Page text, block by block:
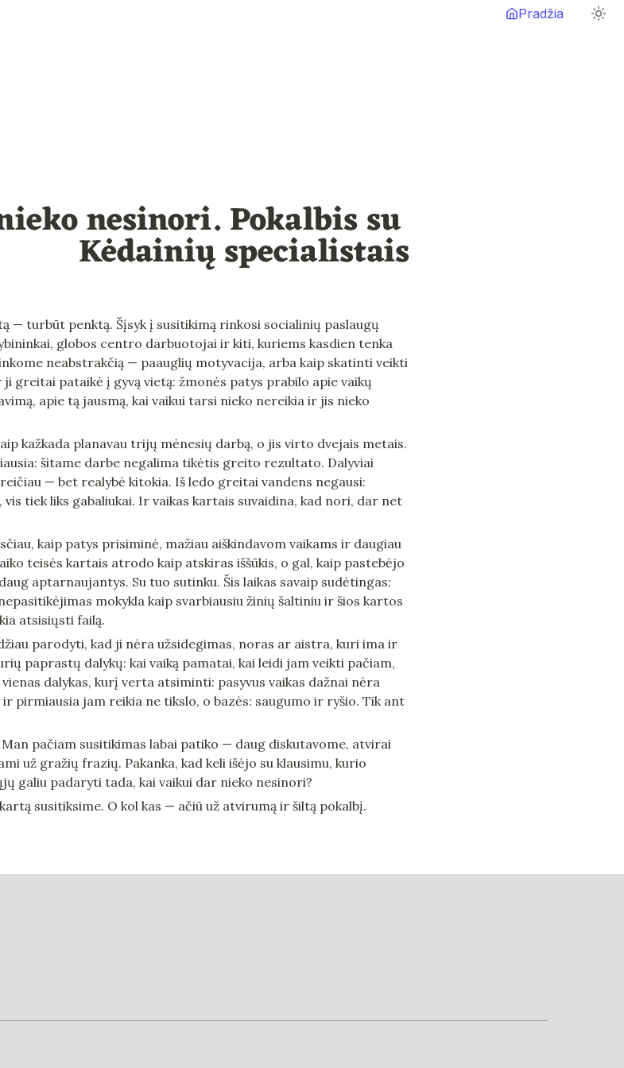
Pradžia
nesinori. Pokalbis su
Kėdainių specialistais
— turbūt penktą. Šįsyk į susitikimą rinkosi socialinių paslaugų
globos centro darbuotojai ir kiti, kuriems kasdien tenka
neabstrakčią — paauglių motyvacija, arba kaip skatinti veikti
greitai pataikė į gyvą vietą: žmonės patys prabilo apie vaikų
apie tą jausmą, kai vaikui tarsi nieko nereikia ir jis nieko
kažkada planavau trijų mėnesių darbą, o jis virto dvejais metais.
šitame darbe negalima tikėtis greito rezultato. Dalyviai
— bet realybė kitokia. Iš ledo greitai vandens negausi:
tiek liks gabaliukai. Ir vaikas kartais suvaidina, kad nori, dar net
kaip patys prisiminė, mažiau aiškindavom vaikams ir daugiau
teisės kartais atrodo kaip atskiras iššūkis, o gal, kaip pastebėjo
aptarnaujantys. Su tuo sutinku. Šis laikas savaip sudėtingas:
mokykla kaip svarbiausiu žinių šaltiniu ir šios kartos
atsisiųsti failą.
parodyti, kad ji nėra užsidegimas, noras ar aistra, kuri ima ir
paprastų dalykų: kai vaiką pamatai, kai leidi jam veikti pačiam,
dalykas, kurį verta atsiminti: pasyvus vaikas dažnai nėra
pirmiausia jam reikia ne tikslo, o bazės: saugumo ir ryšio. Tik ant
pačiam susitikimas labai patiko — daug diskutavome, atvirai
už gražių frazių. Pakanka, kad keli išėjo su klausimu, kurio
galiu padaryti tada, kai vaikui dar nieko nesinori?
susitiksime. O kol kas — ačiū už atvirumą ir šiltą pokalbį.